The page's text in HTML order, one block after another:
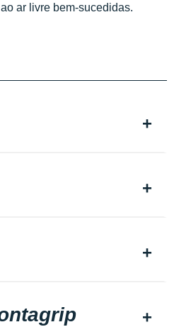
ar livre bem-sucedidas.